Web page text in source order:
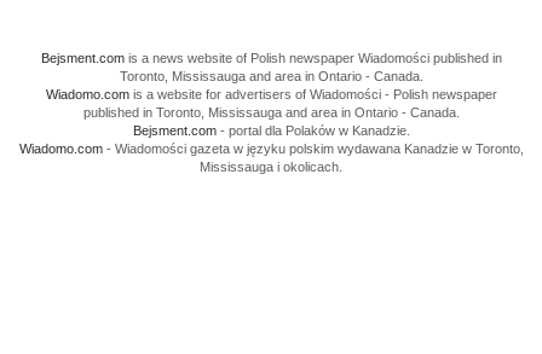
Bejsment.comis a news website of Polish newspaper Wiadomości published in
Toronto, Mississauga and area in Ontario - Canada.
Wiadomo.comis a website for advertisers of Wiadomości - Polish newspaper
published in Toronto, Mississauga and area in Ontario - Canada.
Bejsment.com- portal dla Polaków w Kanadzie.
Wiadomo.com- Wiadomości gazeta w języku polskim wydawana Kanadzie w Toronto,
Mississauga i okolicach.